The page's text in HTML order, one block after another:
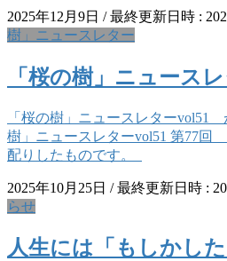
2025年12月9日 / 最終更新日時 :
樹」ニュースレター
「桜の樹」ニュース
「桜の樹」ニュースレターvol51
樹」ニュースレターvol51 第77回
配りしたものです。
2025年10月25日 / 最終更新日時 :
らせ
人生には「もしかし